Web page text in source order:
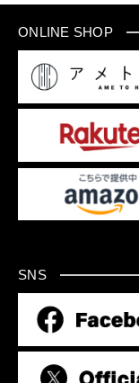
ONLINE SHOP
SNS